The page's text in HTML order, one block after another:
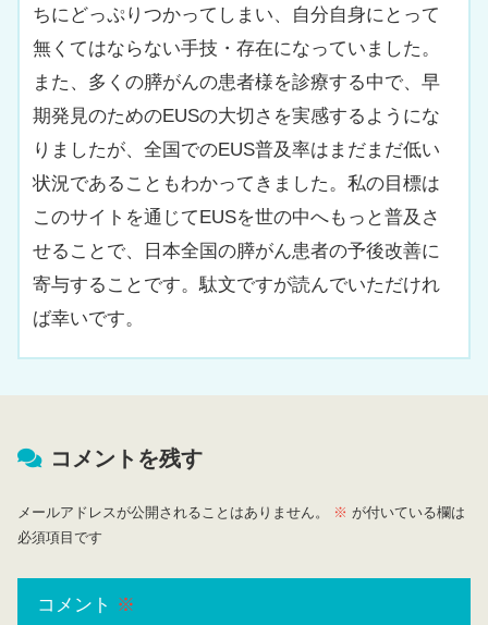
ちにどっぷりつかってしまい、自分自身にとって
無くてはならない手技・存在になっていました。
また、多くの膵がんの患者様を診療する中で、早
期発見のためのEUSの大切さを実感するようにな
りましたが、全国でのEUS普及率はまだまだ低い
状況であることもわかってきました。私の目標は
このサイトを通じてEUSを世の中へもっと普及さ
せることで、日本全国の膵がん患者の予後改善に
寄与することです。駄文ですが読んでいただけれ
ば幸いです。
コメントを残す
メールアドレスが公開されることはありません。 ※ が付いている欄は
必須項目です
コメント ※